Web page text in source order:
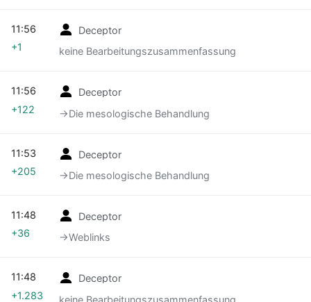
Deceptor
keine Bearbeitungszusammenfassung
11:56
+1
Deceptor
→‎Die mesologische Behandlung
11:56
+122
Deceptor
→‎Die mesologische Behandlung
11:53
+205
Deceptor
→‎Weblinks
11:48
+36
Deceptor
keine Bearbeitungszusammenfassung
11:48
+1.283